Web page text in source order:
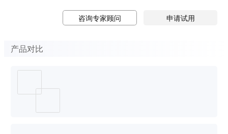
咨询专家顾问 申请试用
产品对比